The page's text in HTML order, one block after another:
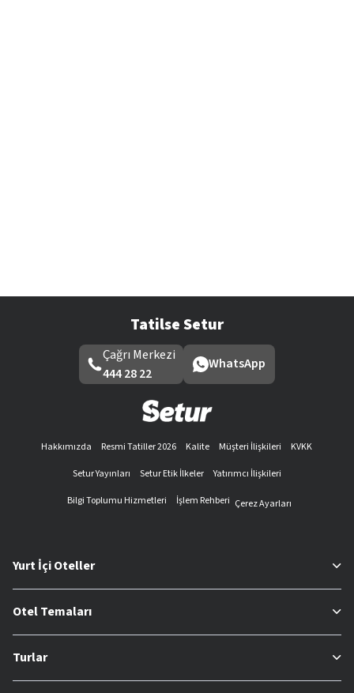
Tatilse Setur
Çağrı Merkezi
444 28 22
WhatsApp
Hakkımızda Resmi Tatiller 2026 Kalite Müşteri İlişkileri
KVKK
Setur Yayınları
Setur Etik İlkeler
Yatırımcı İlişkileri
Bilgi Toplumu Hizmetleri
İşlem Rehberi Çerez Ayarları
Yurt İçi Oteller
Otel Temaları
Turlar